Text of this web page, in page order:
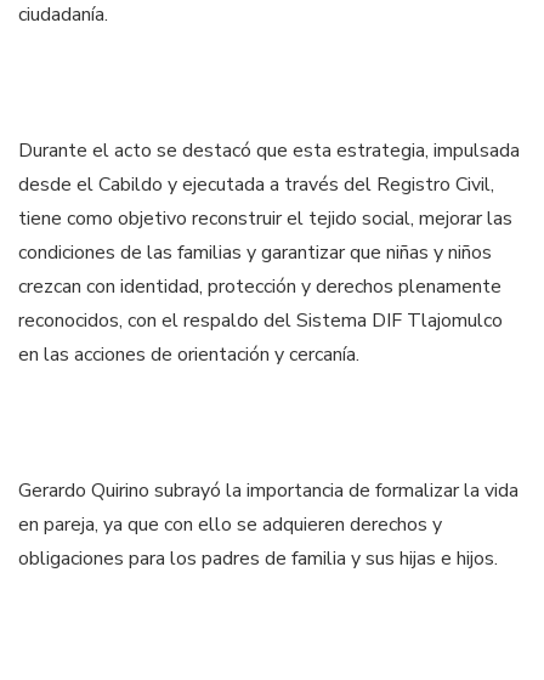
ciudadanía.
Durante el acto se destacó que esta estrategia, impulsada
desde el Cabildo y ejecutada a través del Registro Civil,
tiene como objetivo reconstruir el tejido social, mejorar las
condiciones de las familias y garantizar que niñas y niños
crezcan con identidad, protección y derechos plenamente
reconocidos, con el respaldo del Sistema DIF Tlajomulco
en las acciones de orientación y cercanía.
Gerardo Quirino subrayó la importancia de formalizar la vida
en pareja, ya que con ello se adquieren derechos y
obligaciones para los padres de familia y sus hijas e hijos.